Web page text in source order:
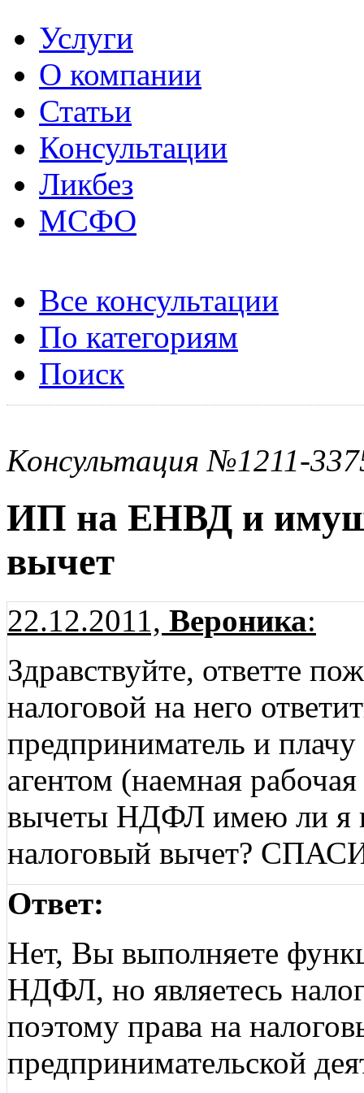
Услуги
О компании
Статьи
Консультации
Ликбез
МСФО
Все консультации
По категориям
Поиск
Консультация №1211-
ИП на ЕНВД и
вычет
22.12.2011, Вероника:
Здравствуйте, ответте
налоговой на него
предприниматель и
агентом (наемная
вычеты НДФЛ имею ли я
налоговый вычет?
Ответ:
Нет, Вы выполняете
НДФЛ, но являетесь
поэтому права на
предпринимательской